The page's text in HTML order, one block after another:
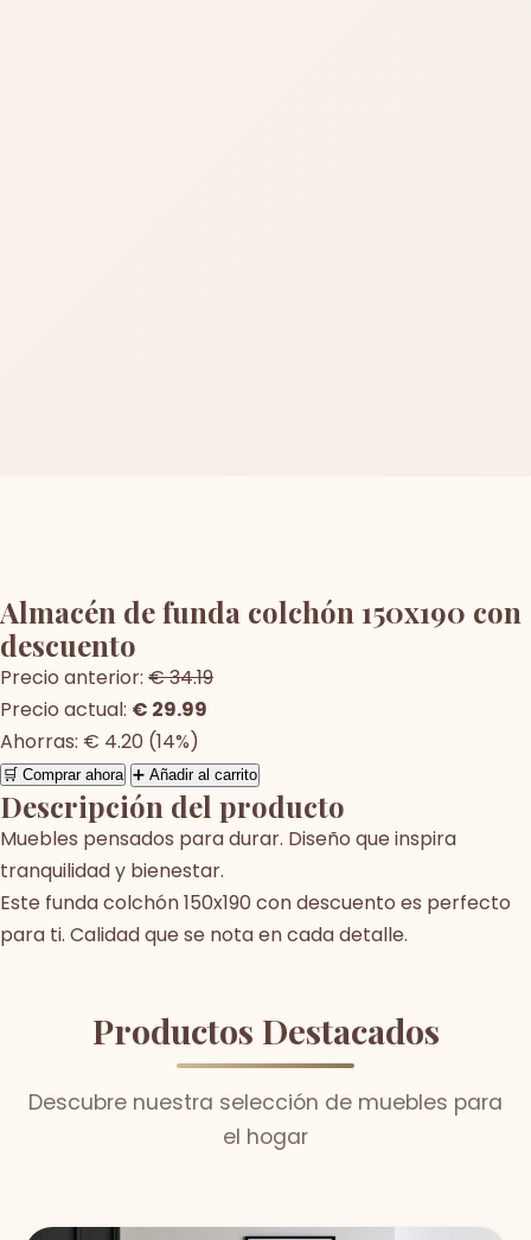
Almacén de funda colchón 150x190 con
descuento
Precio anterior: € 34.19
Precio actual: € 29.99
Ahorras: € 4.20 (14%)
🛒 Comprar ahora ➕ Añadir al carrito
Descripción del producto
Muebles pensados para durar. Diseño que inspira
tranquilidad y bienestar.
Este funda colchón 150x190 con descuento es perfecto
para ti. Calidad que se nota en cada detalle.
Productos Destacados
Descubre nuestra selección de muebles para
el hogar